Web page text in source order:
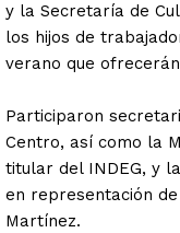
y la Secretaría de
los hijos de
verano que
Participaron
Centro, así como la
titular del INDEG, y
en representación
Martínez.